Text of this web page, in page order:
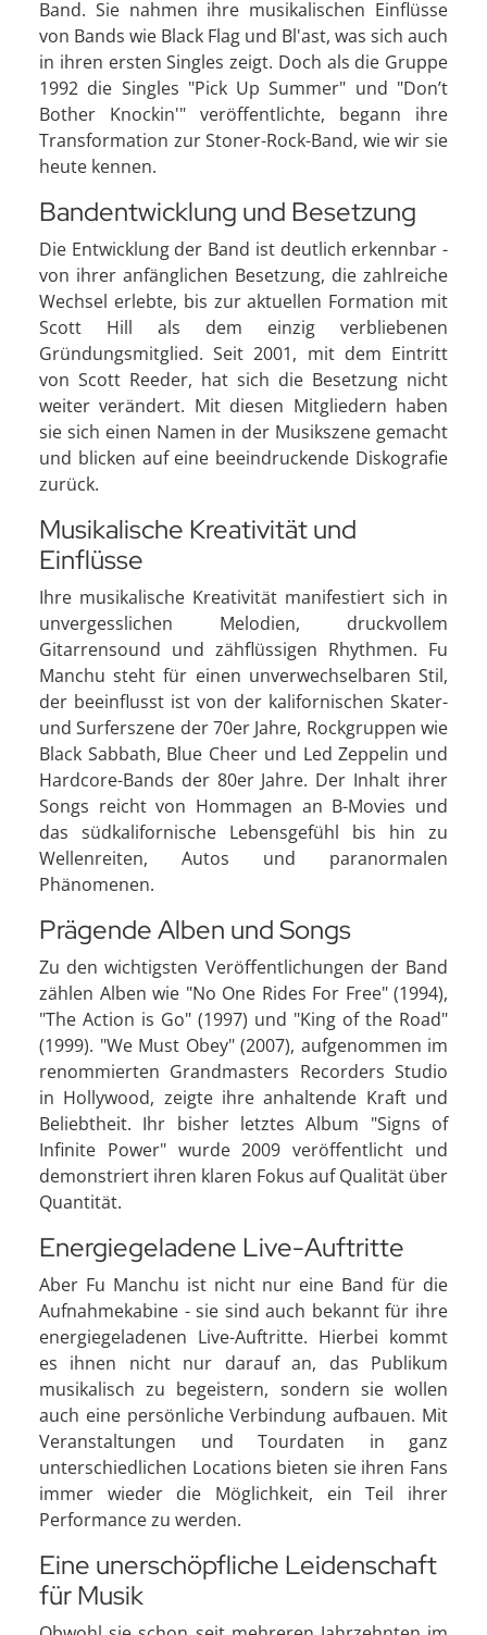
Band. Sie nahmen ihre musikalischen Einflüsse
von Bands wie Black Flag und Bl'ast, was sich auch
in ihren ersten Singles zeigt. Doch als die Gruppe
1992 die Singles "Pick Up Summer" und "Don’t
Bother Knockin'" veröffentlichte, begann ihre
Transformation zur Stoner-Rock-Band, wie wir sie
heute kennen.
Bandentwicklung und Besetzung
Die Entwicklung der Band ist deutlich erkennbar -
von ihrer anfänglichen Besetzung, die zahlreiche
Wechsel erlebte, bis zur aktuellen Formation mit
Scott Hill als dem einzig verbliebenen
Gründungsmitglied. Seit 2001, mit dem Eintritt
von Scott Reeder, hat sich die Besetzung nicht
weiter verändert. Mit diesen Mitgliedern haben
sie sich einen Namen in der Musikszene gemacht
und blicken auf eine beeindruckende Diskografie
zurück.
Musikalische Kreativität und
Einflüsse
Ihre musikalische Kreativität manifestiert sich in
unvergesslichen Melodien, druckvollem
Gitarrensound und zähflüssigen Rhythmen. Fu
Manchu steht für einen unverwechselbaren Stil,
der beeinflusst ist von der kalifornischen Skater-
und Surferszene der 70er Jahre, Rockgruppen wie
Black Sabbath, Blue Cheer und Led Zeppelin und
Hardcore-Bands der 80er Jahre. Der Inhalt ihrer
Songs reicht von Hommagen an B-Movies und
das südkalifornische Lebensgefühl bis hin zu
Wellenreiten, Autos und paranormalen
Phänomenen.
Prägende Alben und Songs
Zu den wichtigsten Veröffentlichungen der Band
zählen Alben wie "No One Rides For Free" (1994),
"The Action is Go" (1997) und "King of the Road"
(1999). "We Must Obey" (2007), aufgenommen im
renommierten Grandmasters Recorders Studio
in Hollywood, zeigte ihre anhaltende Kraft und
Beliebtheit. Ihr bisher letztes Album "Signs of
Infinite Power" wurde 2009 veröffentlicht und
demonstriert ihren klaren Fokus auf Qualität über
Quantität.
Energiegeladene Live-Auftritte
Aber Fu Manchu ist nicht nur eine Band für die
Aufnahmekabine - sie sind auch bekannt für ihre
energiegeladenen Live-Auftritte. Hierbei kommt
es ihnen nicht nur darauf an, das Publikum
musikalisch zu begeistern, sondern sie wollen
auch eine persönliche Verbindung aufbauen. Mit
Veranstaltungen und Tourdaten in ganz
unterschiedlichen Locations bieten sie ihren Fans
immer wieder die Möglichkeit, ein Teil ihrer
Performance zu werden.
Eine unerschöpfliche Leidenschaft
für Musik